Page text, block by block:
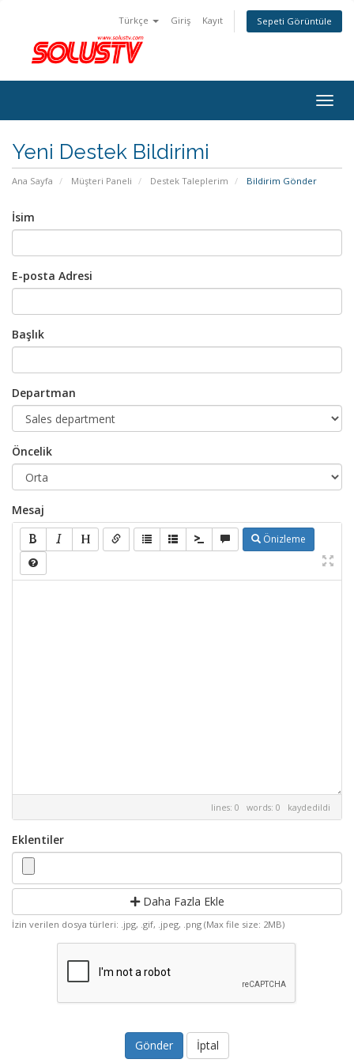
Türkçe Giriş Kayıt Sepeti Görüntüle
Yeni Destek Bildirimi
Ana Sayfa Müşteri Paneli Destek Taleplerim Bildirim Gönder
İsim
E-posta Adresi
Başlık
Departman
Öncelik
Mesaj
Önizleme
lines: 0 words: 0 kaydedildi
Eklentiler
Daha Fazla Ekle
İzin verilen dosya türleri: .jpg, .gif, .jpeg, .png (Max file size: 2MB)
İptal